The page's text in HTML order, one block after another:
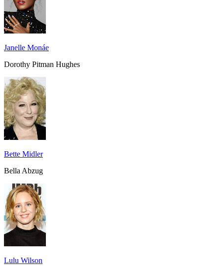
Janelle Monáe
Dorothy Pitman Hughes
Bette Midler
Bella Abzug
Lulu Wilson